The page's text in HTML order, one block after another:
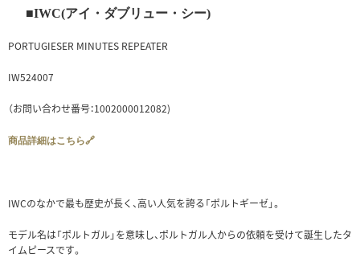
■IWC(アイ・ダブリュー・シー)
PORTUGIESER MINUTES REPEATER
IW524007
（お問い合わせ番号：1002000012082)
商品詳細はこちら🔗
IWCのなかで最も歴史が長く、高い人気を誇る「ポルトギーゼ」。
モデル名は「ポルトガル」を意味し、ポルトガル人からの依頼を受けて誕生したタ
イムピースです。